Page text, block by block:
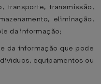
transporte, transmissão,
eliminação,
da informação;
da informação que pode
equipamentos ou